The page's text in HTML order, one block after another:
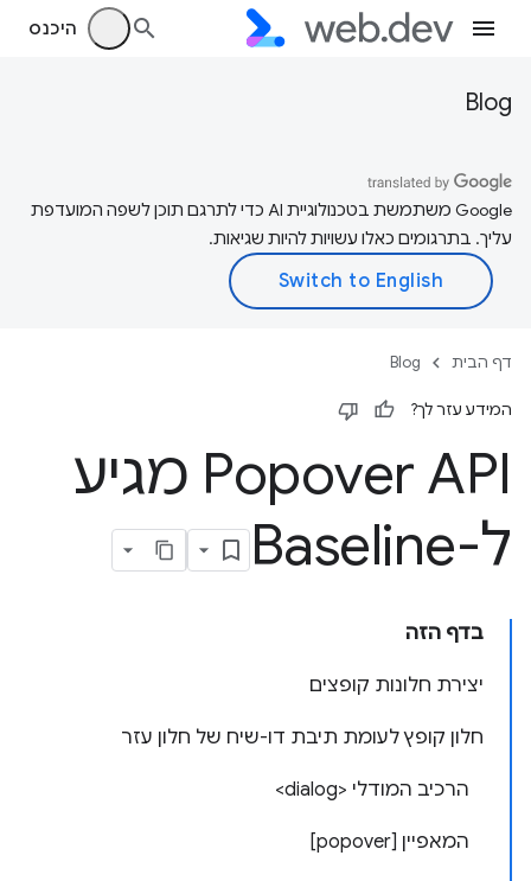
היכנס
Blog
‫Google משתמשת בטכנולוגיית AI כדי לתרגם תוכן לשפה המועדפת
עליך. בתרגומים כאלו עשויות להיות שגיאות.
דף הבית Blog
המידע עזר לך?
Popover API מגיע
ל-Baseline
בדף הזה
יצירת חלונות קופצים
חלון קופץ לעומת תיבת דו-שיח של חלון עזר
הרכיב המודלי <dialog>
המאפיין [popover]